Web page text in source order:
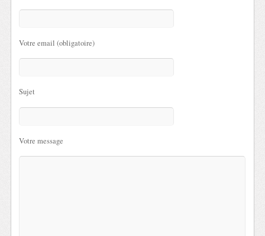
Votre email (obligatoire)
Sujet
Votre message